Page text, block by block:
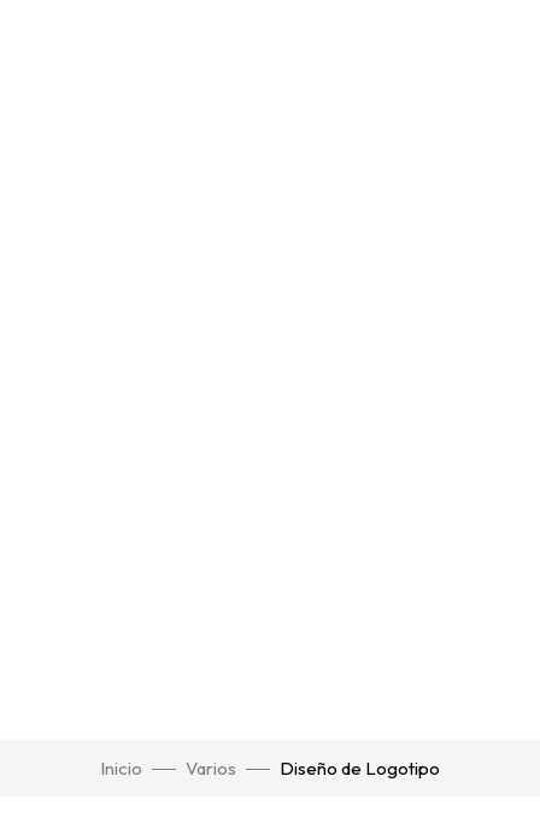
Inicio Varios Diseño de Logotipo